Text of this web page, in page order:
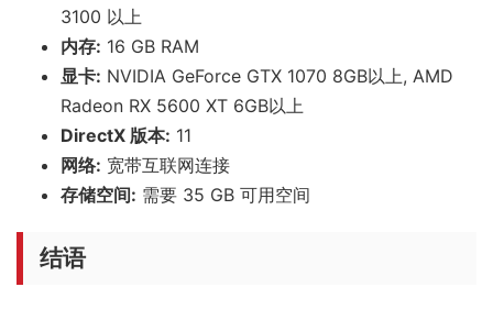
3100 以上
内存: 16 GB RAM
显卡: NVIDIA GeForce GTX 1070 8GB以上, AMD
Radeon RX 5600 XT 6GB以上
DirectX 版本: 11
网络: 宽带互联网连接
存储空间: 需要 35 GB 可用空间
结语